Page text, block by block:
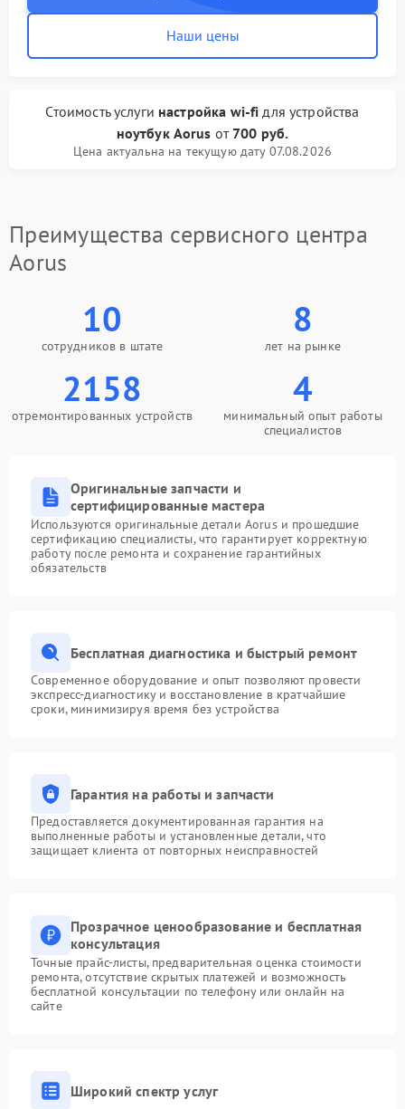
Наши цены
Стоимость услуги настройка wi-fi для устройства
ноутбук Aorus от 700 руб.
Цена актуальна на текущую дату 07.08.2026
Преимущества сервисного центра
Aorus
10
сотрудников в штате
8
лет на рынке
2158
отремонтированных устройств
4
минимальный опыт работы
специалистов
Оригинальные запчасти и
сертифицированные мастера
Используются оригинальные детали Aorus и прошедшие
сертификацию специалисты, что гарантирует корректную
работу после ремонта и сохранение гарантийных
обязательств
Бесплатная диагностика и быстрый ремонт
Современное оборудование и опыт позволяют провести
экспресс-диагностику и восстановление в кратчайшие
сроки, минимизируя время без устройства
Гарантия на работы и запчасти
Предоставляется документированная гарантия на
выполненные работы и установленные детали, что
защищает клиента от повторных неисправностей
Прозрачное ценообразование и бесплатная
консультация
Точные прайс-листы, предварительная оценка стоимости
ремонта, отсутствие скрытых платежей и возможность
бесплатной консультации по телефону или онлайн на
сайте
Широкий спектр услуг